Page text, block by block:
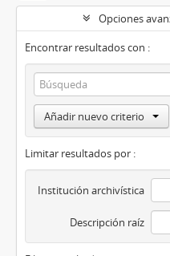
Opciones
Encontrar resultados con :
Añadir nuevo criterio
Limitar resultados por :
Institución archivística
Descripción raíz